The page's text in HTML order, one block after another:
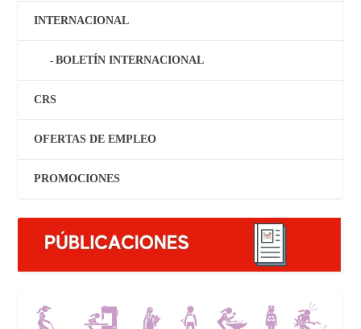
INTERNACIONAL
BOLETÍN INTERNACIONAL
CRS
OFERTAS DE EMPLEO
PROMOCIONES